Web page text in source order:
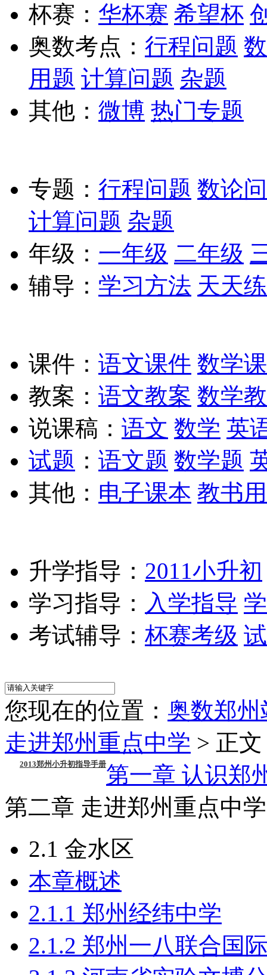
杯赛： 华杯赛 希望杯
奥数考点： 行程问题
用题 计算问题 杂题
其他： 微博 热门专题
专题： 行程问题 数论
计算问题 杂题
年级： 一年级 二年级
辅导： 学习方法 天天练
课件： 语文课件 数学
教案： 语文教案 数学
说课稿： 语文 数学 英
试题 ： 语文题 数学题
其他： 电子课本 教书
升学指导： 2011小升初
学习指导： 入学指导
考试辅导： 杯赛考级
您现在的位置： 奥数郑州
走进郑州重点中学 > 正文
2013郑州小升初指导手册第一章 认识郑
第二章 走进郑州重点中学
2.1 金水区
本章概述
2.1.1 郑州经纬中学
2.1.2 郑州一八联合国